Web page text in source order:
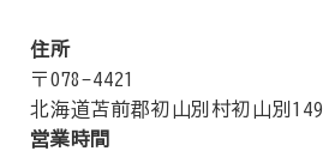
住所
〒078-4421
北海道苫前郡初山別村初山別149
営業時間